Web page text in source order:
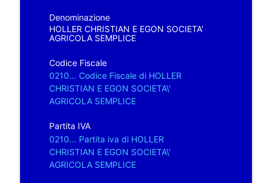
Denominazione
HOLLER CHRISTIAN E EGON SOCIETA'
AGRICOLA SEMPLICE
Codice Fiscale
0210... Codice Fiscale di HOLLER
CHRISTIAN E EGON SOCIETA\'
AGRICOLA SEMPLICE
Partita IVA
0210... Partita iva di HOLLER
CHRISTIAN E EGON SOCIETA\'
AGRICOLA SEMPLICE